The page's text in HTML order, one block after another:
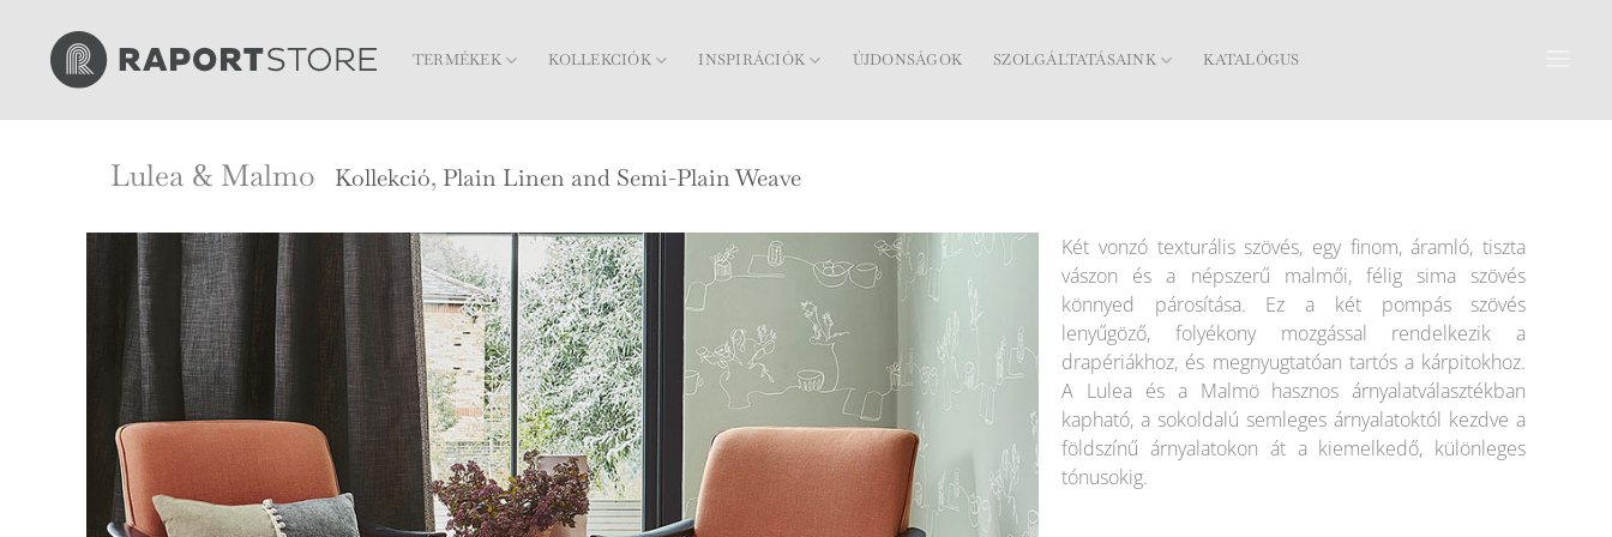
content
TERMÉKEK KOLLEKCIÓK INSPIRÁCIÓK ÚJDONSÁGOK SZOLGÁLTATÁSAINK KATALÓGUS
Lulea & Malmo Kollekció, Plain Linen and Semi-Plain Weave
Két vonzó texturális szövés, egy finom, áramló, tiszta
vászon és a népszerű malmői, félig sima szövés
könnyed párosítása. Ez a két pompás szövés
lenyűgöző, folyékony mozgással rendelkezik a
drapériákhoz, és megnyugtatóan tartós a kárpitokhoz.
A Lulea és a Malmö hasznos árnyalatválasztékban
kapható, a sokoldalú semleges árnyalatoktól kezdve a
földszínű árnyalatokon át a kiemelkedő, különleges
tónusokig.